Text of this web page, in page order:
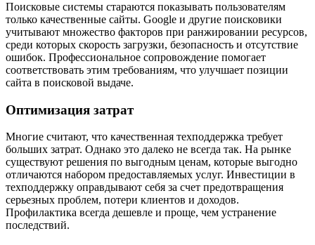
Поисковые системы стараются показывать пользователям
только качественные сайты. Google и другие поисковики
учитывают множество факторов при ранжировании ресурсов,
среди которых скорость загрузки, безопасность и отсутствие
ошибок. Профессиональное сопровождение помогает
соответствовать этим требованиям, что улучшает позиции
сайта в поисковой выдаче.
Оптимизация затрат
Многие считают, что качественная техподдержка требует
больших затрат. Однако это далеко не всегда так. На рынке
существуют решения по выгодным ценам, которые выгодно
отличаются набором предоставляемых услуг. Инвестиции в
техподдержку оправдывают себя за счет предотвращения
серьезных проблем, потери клиентов и доходов.
Профилактика всегда дешевле и проще, чем устранение
последствий.